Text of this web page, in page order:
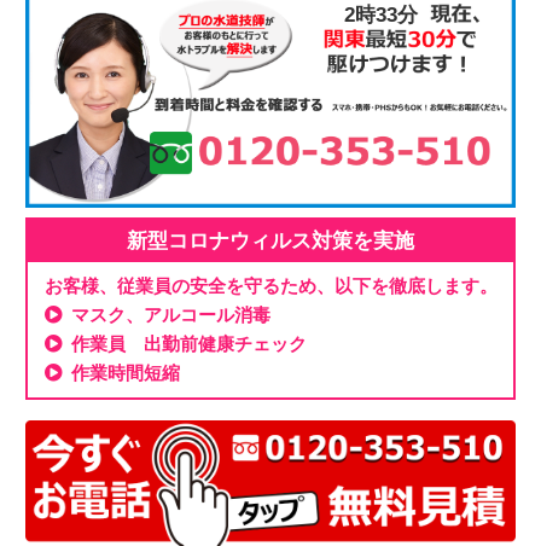
2時33分
新型コロナウィルス対策を実施
お客様、従業員の安全を守るため、以下を徹底します。
マスク、アルコール消毒
作業員 出勤前健康チェック
作業時間短縮